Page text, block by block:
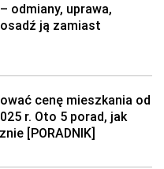
odmiany, uprawa,
ją zamiast
cenę mieszkania od
r. Oto 5 porad, jak
[PORADNIK]